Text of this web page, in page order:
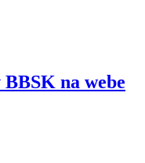
na webe